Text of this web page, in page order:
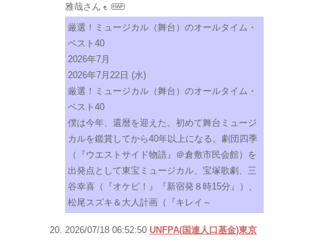
雅哉さん
厳選！ミュージカル（舞台）のオールタイム・
ベスト40
2026年7月
2026年7月22日 (水)
厳選！ミュージカル（舞台）のオールタイム・
ベスト40
僕は今年、還暦を迎えた。初めて舞台ミュージ
カルを鑑賞してから40年以上になる。劇団四季
（『ウエストサイド物語』＠倉敷市民会館）を
出発点として東宝ミュージカル、宝塚歌劇、三
谷幸喜（『オケピ！』『新宿発８時15分』）、
松尾スズキ＆大人計画（『キレイ～
2026/07/18 06:52:50 UNFPA(国連人口基金)東京